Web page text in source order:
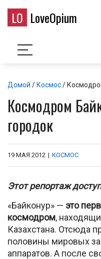
LO LoveOpium
Домой / Космос/
Космодром
городок
19 МАЯ 2012 | КОСМОС
Этот репортаж
«Байконур» — это
космодром,
Казахстана. Отсюда
половины мировых
аппаратов. А после